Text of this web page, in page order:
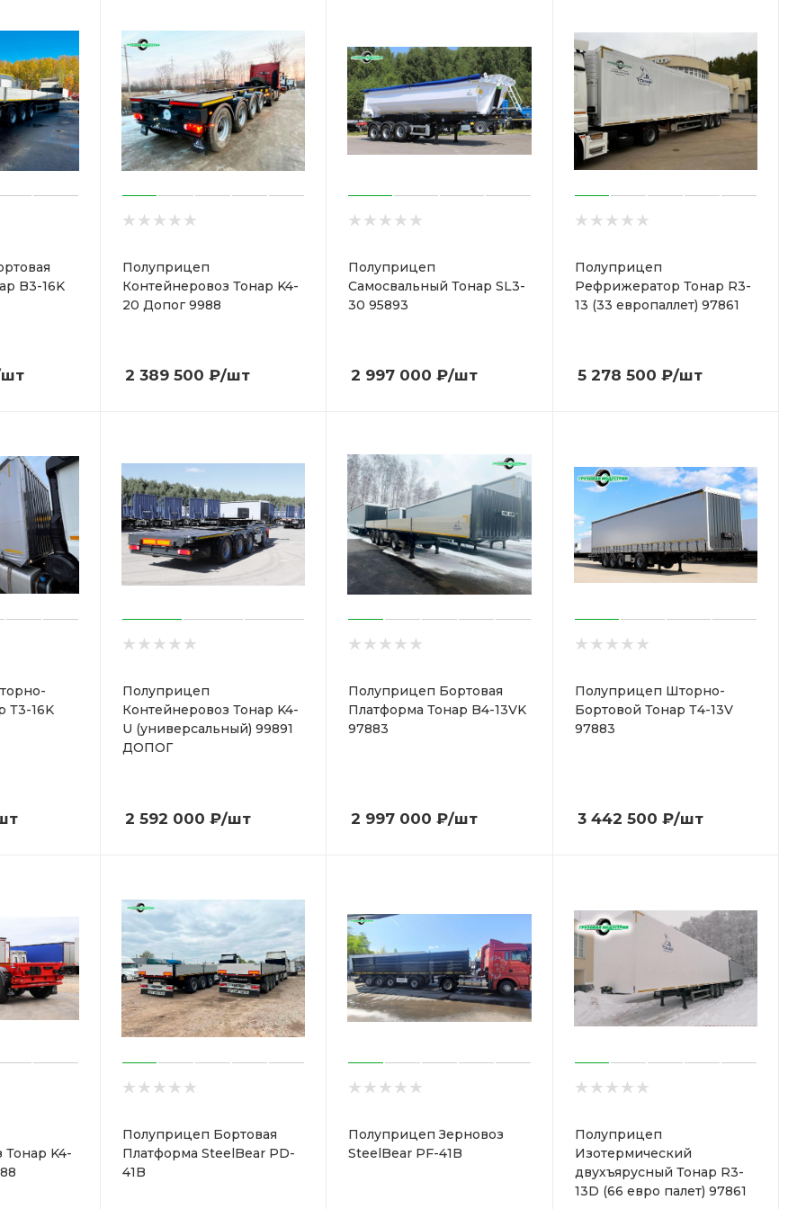
B3-16K
Полуприцеп
Контейнеровоз Тонар K4-
20 Допог 9988
2 389 500 ₽/шт
Полуприцеп
Самосвальный Тонар SL3-
30 95893
2 997 000 ₽/шт
Полуприцеп
Рефрижератор Тонар R3-
13 (33 европаллет) 97861
5 278 500 ₽/шт
Т3-16K
Полуприцеп
Контейнеровоз Тонар K4-
U (универсальный) 99891
ДОПОГ
2 592 000 ₽/шт
Полуприцеп Бортовая
Платформа Тонар B4-13VK
97883
2 997 000 ₽/шт
Полуприцеп Шторно-
Бортовой Тонар Т4-13V
97883
3 442 500 ₽/шт
Тонар K4-
Полуприцеп Бортовая
Платформа SteelBear PD-
41B
Полуприцеп Зерновоз
SteelBear PF-41B
Полуприцеп
Изотермический
двухъярусный Тонар R3-
13D (66 евро палет) 97861